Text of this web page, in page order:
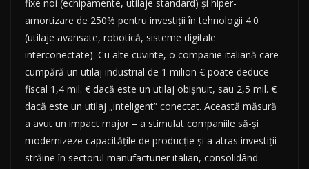
fixe noi (echipamente, utilaje standard) și hiper-
amortizare de 250% pentru investiții în tehnologii 4.0
(utilaje avansate, robotică, sisteme digitale
interconectate). Cu alte cuvinte, o companie italiană care
cumpără un utilaj industrial de 1 milion € poate deduce
fiscal 1,4 mil. € dacă este un utilaj obișnuit, sau 2,5 mil. €
dacă este un utilaj „inteligent” conectat. Această măsură
a avut un impact major – a stimulat companiile să-și
modernizeze capacitățile de producție și a atras investiții
străine în sectorul manufacturier italian, consolidând